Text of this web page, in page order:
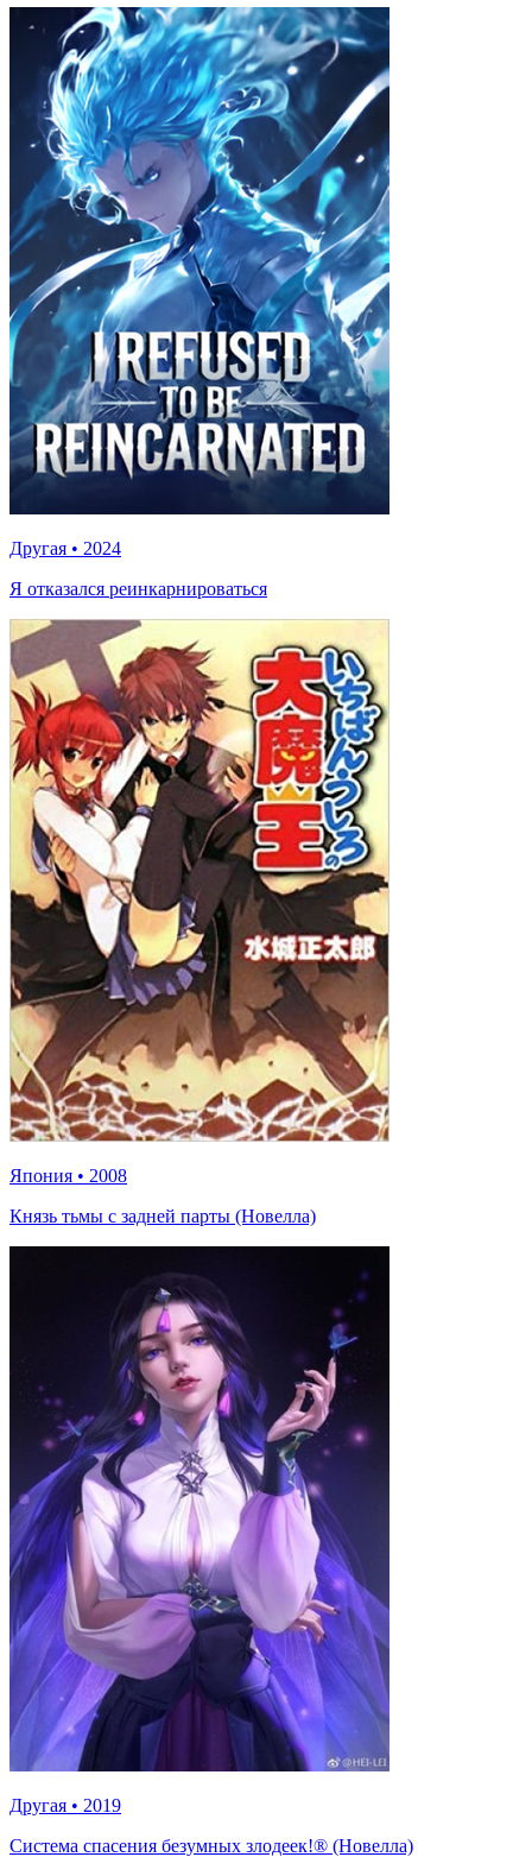
Другая • 2024
Я отказался реинкарнироваться
Япония • 2008
Князь тьмы с задней парты (Новелла)
Другая • 2019
Система спасения безумных злодеек!® (Новелла)